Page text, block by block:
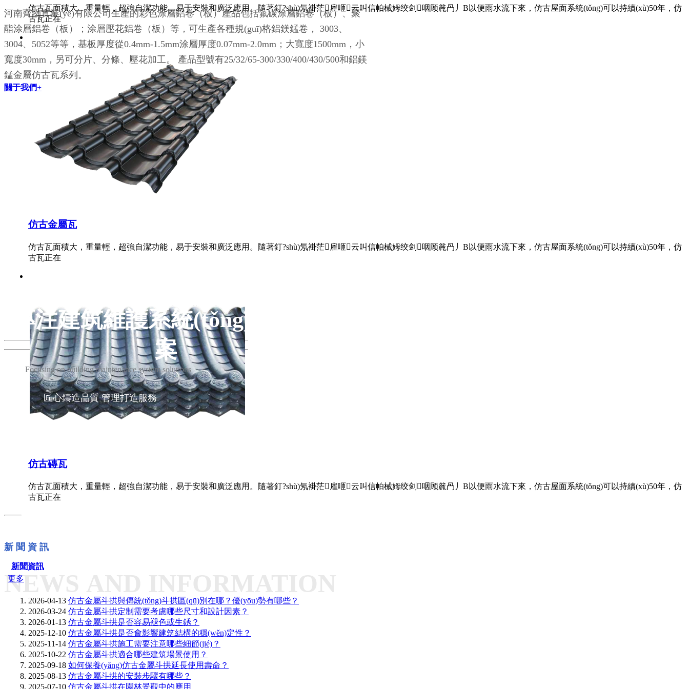
仿古瓦面積大，重量輕，超強自潔功能，易于安裝和廣泛應用。隨著釘?shù)氖褂茫雇咂云叫信帕械姆绞剑咽顾麄冎丿B以便雨水流下來，仿古屋面系統(tǒng)可以持續(xù)50年，仿
古瓦正在
仿古金屬瓦
仿古瓦面積大，重量輕，超強自潔功能，易于安裝和廣泛應用。隨著釘?shù)氖褂茫雇咂云叫信帕械姆绞剑咽顾麄冎丿B以便雨水流下來，仿古屋面系統(tǒng)可以持續(xù)50年，仿
古瓦正在
仿古磚瓦
仿古瓦面積大，重量輕，超強自潔功能，易于安裝和廣泛應用。隨著釘?shù)氖褂茫雇咂云叫信帕械姆绞剑咽顾麄冎丿B以便雨水流下來，仿古屋面系統(tǒng)可以持續(xù)50年，仿
古瓦正在
河南齊物實業(yè)有限公司生產的彩色涂層鋁卷（板）產品包括氟碳涂層鋁卷（板）、聚
酯涂層鋁卷（板）；涂層壓花鋁卷（板）等，可生產各種規(guī)格鋁鎂錳卷， 3003、
3004、5052等等，基板厚度從0.4mm-1.5mm涂層厚度0.07mm-2.0mm；大寬度1500mm，小
寬度30mm，另可分片、分條、壓花加工。 產品型號有25/32/65-300/330/400/430/500和鋁鎂
錳金屬仿古瓦系列。
關于我們+
專注建筑維護系統(tǒng)解決方
案
Focusing on building maintenance system solutions
匠心鑄造品質 管理打造服務
新 聞 資 訊
NEWS AND INFORMATION
新聞資訊
更多
2026-04-13 仿古金屬斗拱與傳統(tǒng)斗拱區(qū)別在哪？優(yōu)勢有哪些？
2026-03-24 仿古金屬斗拱定制需要考慮哪些尺寸和設計因素？
2026-01-13 仿古金屬斗拱是否容易褪色或生銹？
2025-12-10 仿古金屬斗拱是否會影響建筑結構的穩(wěn)定性？
2025-11-14 仿古金屬斗拱施工需要注意哪些細節(jié)？
2025-10-22 仿古金屬斗拱適合哪些建筑場景使用？
2025-09-18 如何保養(yǎng)仿古金屬斗拱延長使用壽命？
2025-08-13 仿古金屬斗拱的安裝步驟有哪些？
2025-07-10 仿古金屬斗拱在園林景觀中的應用